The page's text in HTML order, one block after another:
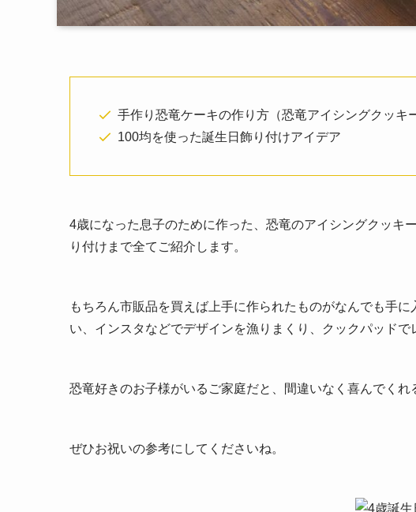
手作り恐竜ケーキの作り方（恐竜アイシングクッキ
100均を使った誕生日飾り付けアイデア
4歳になった息子のために作った、 恐竜のアイシングクッキー
り付け まで全てご紹介 します。
もちろん市販品を買えば上手に作られたものがなんでも手
い、インスタなどでデザインを漁りまくり、クックパッド
恐竜好きのお子様がいるご家庭だと、間違いなく喜んでくれ
ぜひお祝いの参考にしてくださいね。